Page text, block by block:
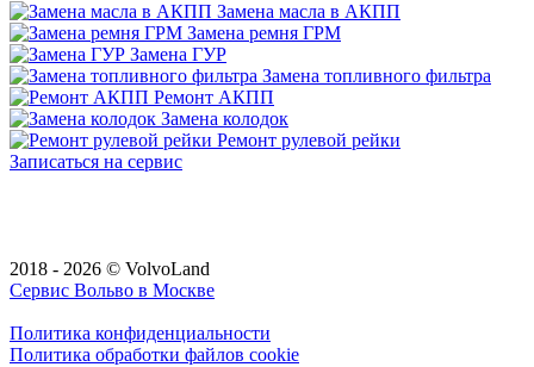
Замена масла в АКПП
Замена ремня ГРМ
Замена ГУР
Замена топливного фильтра
Ремонт АКПП
Замена колодок
Ремонт рулевой рейки
Записаться на сервис
2018 - 2026 © VolvoLand
Сервис Вольво в Москве
Политика конфиденциальности
Политика обработки файлов cookie